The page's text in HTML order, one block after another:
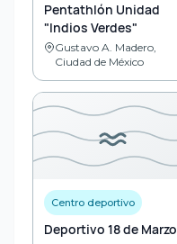
Pentathlón Unidad
"Indios Verdes"
Gustavo A. Madero,
Ciudad de México
Centro deportivo
Deportivo 18 de Marzo